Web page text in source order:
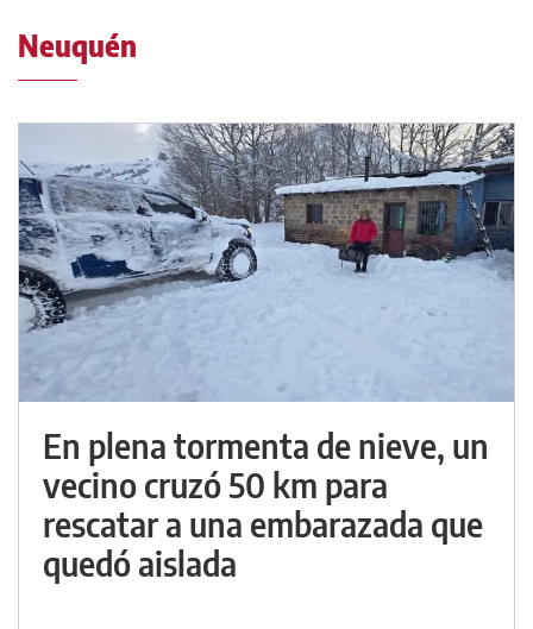
Neuquén
En plena tormenta de nieve, un
vecino cruzó 50 km para
rescatar a una embarazada que
quedó aislada